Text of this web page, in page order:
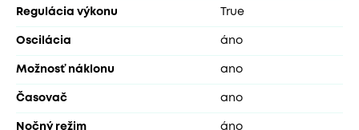
Regulácia výkonu True
Oscilácia áno
Možnosť náklonu ano
Časovač ano
Nočný režim áno